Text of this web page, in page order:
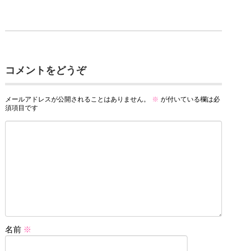
コメントをどうぞ
メールアドレスが公開されることはありません。 ※ が付いている欄は必
須項目です
名前 ※